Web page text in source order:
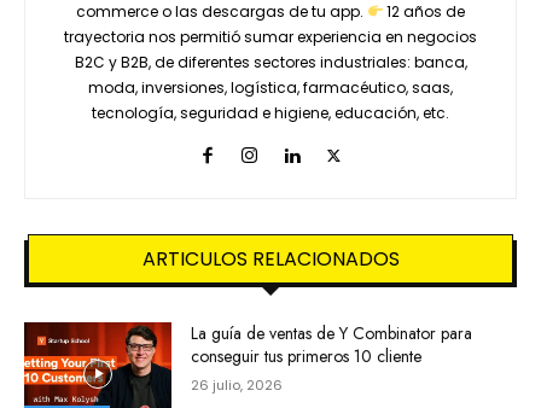
commerce o las descargas de tu app.
12 años de
trayectoria nos permitió sumar experiencia en negocios
B2C y B2B, de diferentes sectores industriales: banca,
moda, inversiones, logística, farmacéutico, saas,
tecnología, seguridad e higiene, educación, etc.
ARTICULOS RELACIONADOS
La guía de ventas de Y Combinator para
conseguir tus primeros 10 cliente
26 julio, 2026